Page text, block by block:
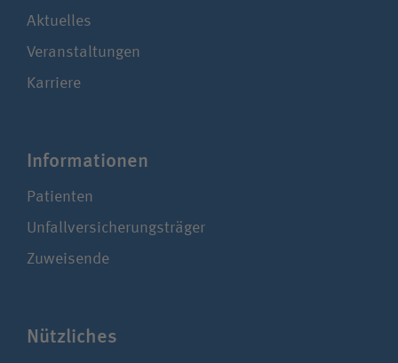
Aktuelles
Veranstaltungen
Karriere
Infor­ma­ti­onen
Patienten
Unfallversicherungsträger
Zuweisende
Nützliches